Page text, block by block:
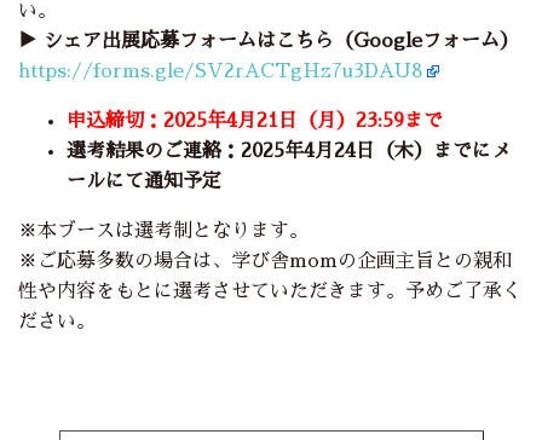
い。
▶︎ シェア出展応募フォームはこちら（Googleフォーム）
https://forms.gle/SV2rACTgHz7u3DAU8
申込締切：2025年4月21日（月）23:59まで
選考結果のご連絡：2025年4月24日（木）までにメ
ールにて通知予定
※本ブースは選考制となります。
※ご応募多数の場合は、学び舎momの企画主旨との親和
性や内容をもとに選考させていただきます。予めご了承く
ださい。